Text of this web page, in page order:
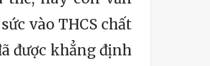
vào THCS chất
được khẳng định